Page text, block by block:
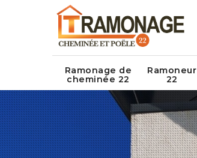
Ramonage de
cheminée 22
Ramoneur
22